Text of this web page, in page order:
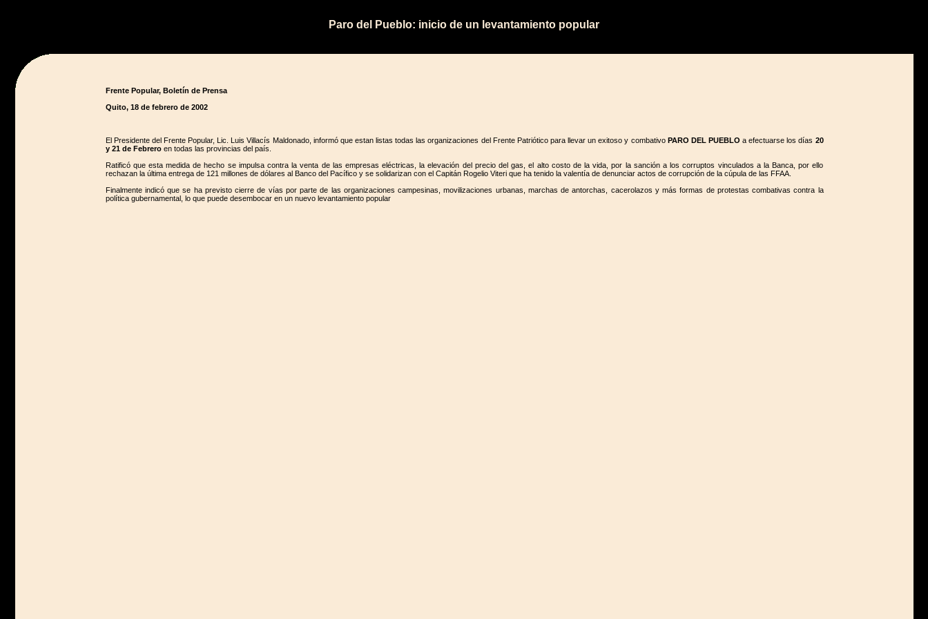
Paro del Pueblo: inicio de un levantamiento popular
Frente Popular, Boletín de Prensa
Quito, 18 de febrero de 2002
El Presidente del Frente Popular, Lic. Luis Villacís Maldonado, informó que estan listas todas las organizaciones del Frente Patriótico para llevar un exitoso y combativo PARO DEL PUEBLO a efectuarse los días 20
y 21 de Febreroen todas las provincias del país.
Ratificó que esta medida de hecho se impulsa contra la venta de las empresas eléctricas, la elevación del precio del gas, el alto costo de la vida, por la sanción a los corruptos vinculados a la Banca, por ello
rechazan la última entrega de 121 millones de dólares al Banco del Pacífico y se solidarizan con el Capitán Rogelio Viteri que ha tenido la valentía de denunciar actos de corrupción de la cúpula de las FFAA.
Finalmente indicó que se ha previsto cierre de vías por parte de las organizaciones campesinas, movilizaciones urbanas, marchas de antorchas, cacerolazos y más formas de protestas combativas contra la
política gubernamental, lo que puede desembocar en un nuevo levantamiento popular